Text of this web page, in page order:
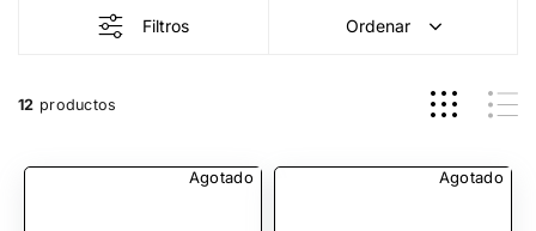
Filtros Ordenar
12 productos
Agotado Agotado